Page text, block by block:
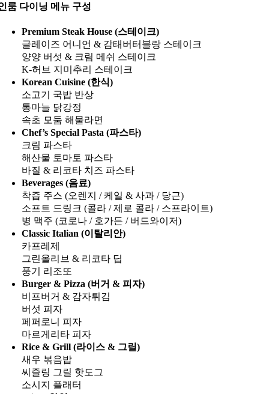
룸 다이닝 메뉴 구성
Premium Steak House (스테이크)
글레이즈 어니언 & 감태버터블랑 스테이크
양양 버섯 & 크림 메쉬 스테이크
K-허브 지미추리 스테이크
Korean Cuisine (한식)
소고기 국밥 반상
통마늘 닭강정
속초 모둠 해물라면
Chef’s Special Pasta (파스타)
크림 파스타
해산물 토마토 파스타
바질 & 리코타 치즈 파스타
Beverages (음료)
착즙 주스 (오렌지 / 케일 & 사과 / 당근)
소프트 드링크 (콜라 / 제로 콜라 / 스프라이트)
병 맥주 (코로나 / 호가든 / 버드와이저)
Classic Italian (이탈리안)
카프레제
그린올리브 & 리코타 딥
풍기 리조또
Burger & Pizza (버거 & 피자)
비프버거 & 감자튀김
버섯 피자
페퍼로니 피자
마르게리타 피자
Rice & Grill (라이스 & 그릴)
새우 볶음밥
씨즐링 그릴 핫도그
소시지 플래터